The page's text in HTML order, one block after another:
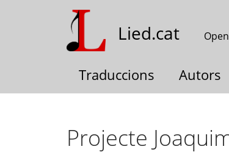
Lied.cat
Traduccions Autors
Projecte